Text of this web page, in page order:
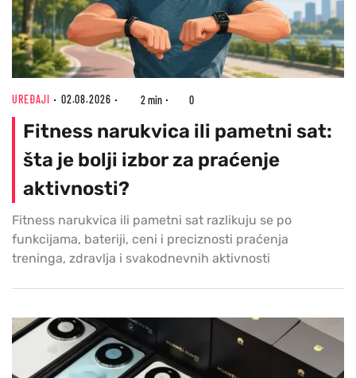
UREĐAJI 02.08.2026 2 min 0
Fitness narukvica ili pametni sat:
šta je bolji izbor za praćenje
aktivnosti?
Fitness narukvica ili pametni sat razlikuju se po
funkcijama, bateriji, ceni i preciznosti praćenja
treninga, zdravlja i svakodnevnih aktivnosti